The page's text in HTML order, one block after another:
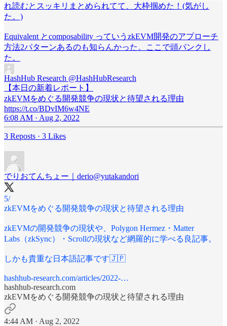
れ読むとスッキリまとめられてて、大枠掴めた！(気がし
た。)
Equivalent とcomposability っていうzkEVM開発のアプローチ
方法2パターンあるのも知らんかった。ここで頭パンクし
た。
HashHub Research @HashHubResearch
【本日の新着レポート】
zkEVMをめぐる開発競争の現状と待望される理由
https://t.co/BDvIM6w4NE
6:08 AM · Aug 2, 2022
3 Reposts · 3 Likes
でりおてんちょー｜derio@yutakandori
5/
zkEVMをめぐる開発競争の現状と待望される理由
zkEVMの開発競争の現状や、Polygon Hermez・Matter
Labs（zkSync）・Scrollの現状など網羅的に学べる良記事。
しかも貴重な日本語記事です🇯🇵
hashhub-research.com/articles/2022-…
hashhub-research.com
zkEVMをめぐる開発競争の現状と待望される理由
4:44 AM · Aug 2, 2022